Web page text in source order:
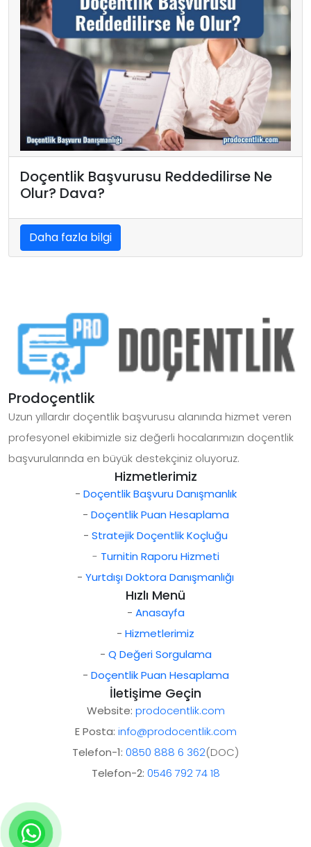
Doçentlik Başvurusu Reddedilirse Ne
Olur? Dava?
Daha fazla bilgi
Prodoçentlik
Uzun yıllardır doçentlik başvurusu alanında hizmet veren
profesyonel ekibimizle siz değerli hocalarımızın doçentlik
başvurularında en büyük destekçiniz oluyoruz.
Hizmetlerimiz
- Doçentlik Başvuru Danışmanlık
- Doçentlik Puan Hesaplama
- Stratejik Doçentlik Koçluğu
- Turnitin Raporu Hizmeti
- Yurtdışı Doktora Danışmanlığı
Hızlı Menü
- Anasayfa
- Hizmetlerimiz
- Q Değeri Sorgulama
- Doçentlik Puan Hesaplama
İletişime Geçin
Website: prodocentlik.com
E Posta: info@prodocentlik.com
Telefon-1: 0850 888 6 362(DOC)
Telefon-2: 0546 792 74 18